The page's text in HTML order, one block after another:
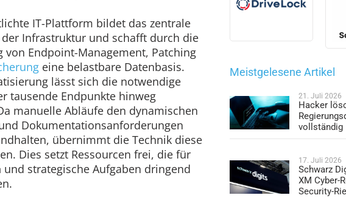
IT-Plattform bildet das zentrale
Infrastruktur und schafft durch die
von Endpoint-Management, Patching
eine belastbare Datenbasis.
lässt sich die notwendige
tausende Endpunkte hinweg
manuelle Abläufe den dynamischen
Dokumentationsanforderungen
übernimmt die Technik diese
Dies setzt Ressourcen frei, die für
und strategische Aufgaben dringend
Meistgelesene Artikel
21. Juli 2026
Hacker
vollständig
17. Juli 2026
Schwarz
XM Cyber-
Security-